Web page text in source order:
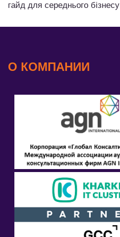
гайд для середнього бізнесу
О КОМПАНИИ